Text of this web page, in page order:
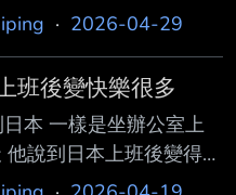
費? 承辦人員和長官一
Sent from JPTT on
--
· 2026-04-29
班後變快樂很多
本 一樣是坐辦公室上
說到日本上班後變得好
大家都好有禮貌做事有